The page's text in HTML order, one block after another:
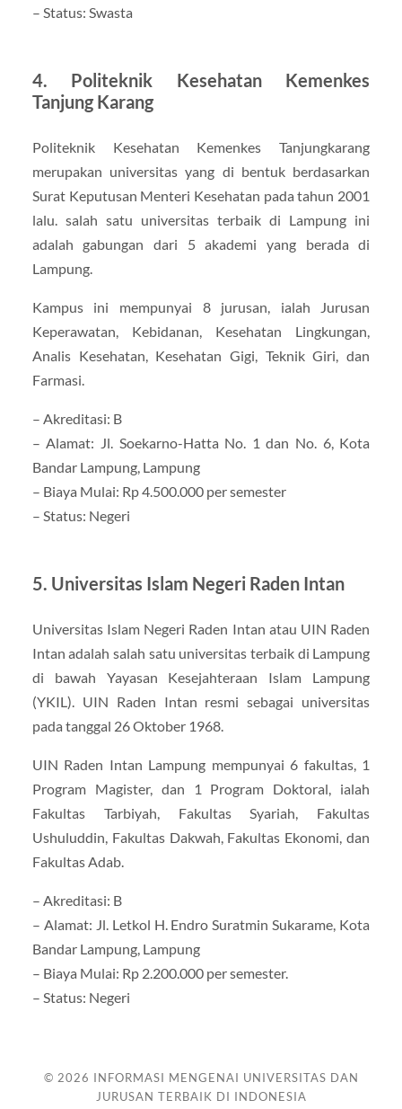
– Status: Swasta
4. Politeknik Kesehatan Kemenkes
Tanjung Karang
Politeknik Kesehatan Kemenkes Tanjungkarang
merupakan universitas yang di bentuk berdasarkan
Surat Keputusan Menteri Kesehatan pada tahun 2001
lalu. salah satu universitas terbaik di Lampung ini
adalah gabungan dari 5 akademi yang berada di
Lampung.
Kampus ini mempunyai 8 jurusan, ialah Jurusan
Keperawatan, Kebidanan, Kesehatan Lingkungan,
Analis Kesehatan, Kesehatan Gigi, Teknik Giri, dan
Farmasi.
– Akreditasi: B
– Alamat: Jl. Soekarno-Hatta No. 1 dan No. 6, Kota
Bandar Lampung, Lampung
– Biaya Mulai: Rp 4.500.000 per semester
– Status: Negeri
5. Universitas Islam Negeri Raden Intan
Universitas Islam Negeri Raden Intan atau UIN Raden
Intan adalah salah satu universitas terbaik di Lampung
di bawah Yayasan Kesejahteraan Islam Lampung
(YKIL). UIN Raden Intan resmi sebagai universitas
pada tanggal 26 Oktober 1968.
UIN Raden Intan Lampung mempunyai 6 fakultas, 1
Program Magister, dan 1 Program Doktoral, ialah
Fakultas Tarbiyah, Fakultas Syariah, Fakultas
Ushuluddin, Fakultas Dakwah, Fakultas Ekonomi, dan
Fakultas Adab.
– Akreditasi: B
– Alamat: Jl. Letkol H. Endro Suratmin Sukarame, Kota
Bandar Lampung, Lampung
– Biaya Mulai: Rp 2.200.000 per semester.
– Status: Negeri
© 2026 INFORMASI MENGENAI UNIVERSITAS DAN
JURUSAN TERBAIK DI INDONESIA